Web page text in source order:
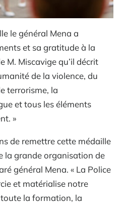
le général Mena a
et sa gratitude à la
M. Miscavige qu’il décrit
de la violence, du
terrorisme, la
et tous les éléments
»
de remettre cette médaille
la grande organisation de
général Mena. « La Police
et matérialise notre
la formation, la